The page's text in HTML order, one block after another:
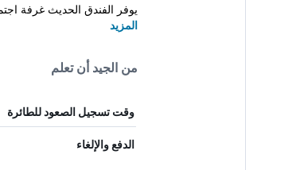
يوفر الفندق الحديث غرفة
المزيد
من الجيد أن تعلم
وقت تسجيل الصعود للطائرة
الدفع والإلغاء